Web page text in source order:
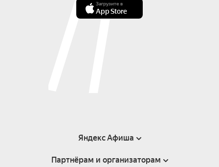
Загрузите в
App Store
Яндекс Афиша
Справка
Партнёрам и организаторам